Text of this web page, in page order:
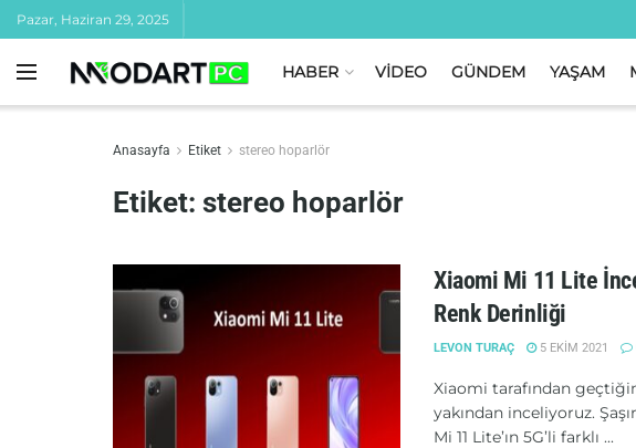
Pazar, Haziran 29, 2025
HABER VİDEO GÜNDEM YAŞAM
Anasayfa Etiket stereo hoparlör
Etiket: stereo hoparlör
Xiaomi Mi 11 Lite
Renk Derinliği
LEVON TURAÇ 5 EKIM 2021
Xiaomi tarafından
yakından inceliyoruz.
Mi 11 Lite’ın 5G’li farklı ...